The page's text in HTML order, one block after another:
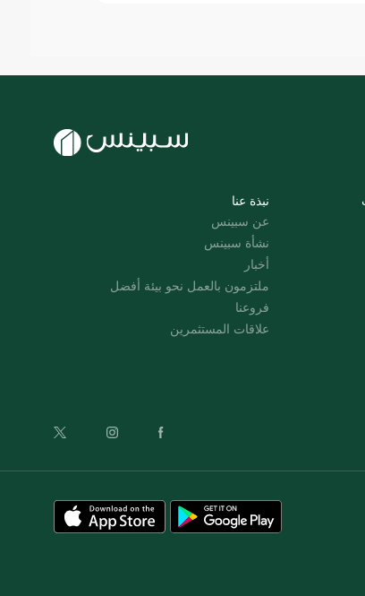
نبذة عنا
عن سبينس
نشأة سبينس
أخبار
ملتزمون بالعمل نحو بيئة أفضل
فروعنا
علاقات المستثمرين